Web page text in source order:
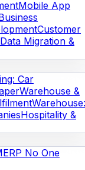
Mobile App
Customer
Data Migration &
Car
Warehouse &
Warehouse:
Hospitality &
ERP No One